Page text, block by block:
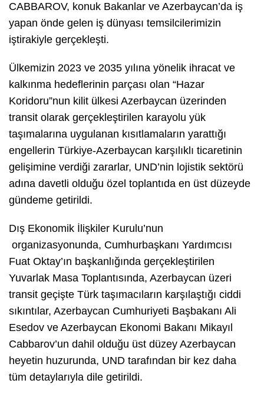
CABBAROV, konuk Bakanlar ve Azerbaycan’da iş
yapan önde gelen iş dünyası temsilcilerimizin
iştirakiyle gerçekleşti.
Ülkemizin 2023 ve 2035 yılına yönelik ihracat ve
kalkınma hedeflerinin parçası olan “Hazar
Koridoru”nun kilit ülkesi Azerbaycan üzerinden
transit olarak gerçekleştirilen karayolu yük
taşımalarına uygulanan kısıtlamaların yarattığı
engellerin Türkiye-Azerbaycan karşılıklı ticaretinin
gelişimine verdiği zararlar, UND’nin lojistik sektörü
adına davetli olduğu özel toplantıda en üst düzeyde
gündeme getirildi.
Dış Ekonomik İlişkiler Kurulu’nun
organizasyonunda, Cumhurbaşkanı Yardımcısı
Fuat Oktay’ın başkanlığında gerçekleştirilen
Yuvarlak Masa Toplantısında, Azerbaycan üzeri
transit geçişte Türk taşımacıların karşılaştığı ciddi
sıkıntılar, Azerbaycan Cumhuriyeti Başbakanı Ali
Esedov ve Azerbaycan Ekonomi Bakanı Mikayıl
Cabbarov’un dahil olduğu üst düzey Azerbaycan
heyetin huzurunda, UND tarafından bir kez daha
tüm detaylarıyla dile getirildi.